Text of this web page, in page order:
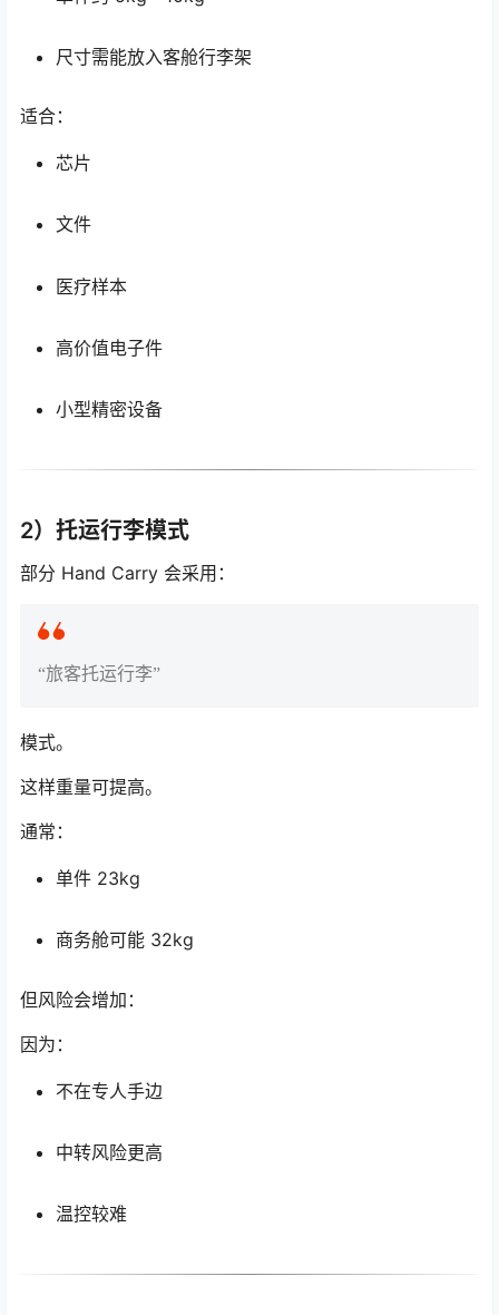
尺寸需能放入客舱行李架
适合：
芯片
文件
医疗样本
高价值电子件
小型精密设备
2）托运行李模式
部分 Hand Carry 会采用：
“旅客托运行李”
模式。
这样重量可提高。
通常：
单件 23kg
商务舱可能 32kg
但风险会增加：
因为：
不在专人手边
中转风险更高
温控较难